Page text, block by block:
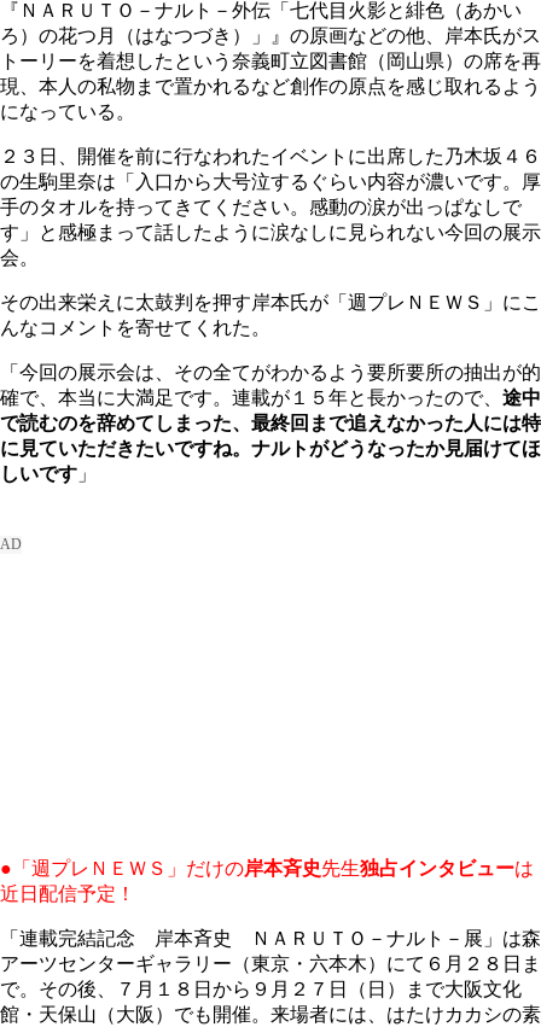
『ＮＡＲＵＴＯ－ナルト－外伝「七代目火影と緋色（あかい
ろ）の花つ月（はなつづき）」』の原画などの他、岸本氏がス
トーリーを着想したという奈義町立図書館（岡山県）の席を再
現、本人の私物まで置かれるなど創作の原点を感じ取れるよう
になっている。
２３日、開催を前に行なわれたイベントに出席した乃木坂４６
の生駒里奈は「入口から大号泣するぐらい内容が濃いです。厚
手のタオルを持ってきてください。感動の涙が出っぱなしで
す」と感極まって話したように涙なしに見られない今回の展示
会。
その出来栄えに太鼓判を押す岸本氏が「週プレＮＥＷＳ」にこ
んなコメントを寄せてくれた。
「今回の展示会は、その全てがわかるよう要所要所の抽出が的
確で、本当に大満足です。連載が１５年と長かったので、 途中
で読むのを辞めてしまった、最終回まで追えなかった人には特
に見ていただきたいですね。ナルトがどうなったか見届けてほ
しいです 」
●「週プレＮＥＷＳ」だけの岸本斉史先生独占インタビューは
近日配信予定！
「連載完結記念 岸本斉史 ＮＡＲＵＴＯ－ナルト－展」は森
アーツセンターギャラリー（東京・六本木）にて６月２８日ま
で。その後、７月１８日から９月２７日（日）まで大阪文化
館・天保山（大阪）でも開催。来場者には、はたけカカシの素